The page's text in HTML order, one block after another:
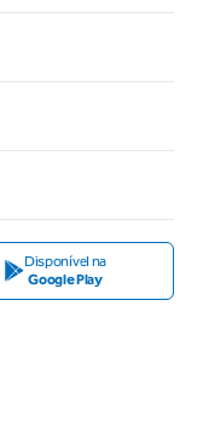
Disponível na
Google Play